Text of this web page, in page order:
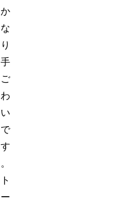
か
な
り
手
ご
わ
い
で
す
。
ト
ー